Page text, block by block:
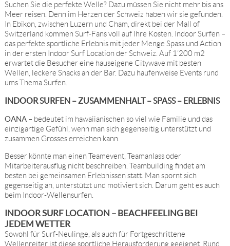
Suchen Sie die perfekte Welle? Dazu müssen Sie nicht mehr bis ans
Meer reisen. Denn im Herzen der Schweiz haben wir sie gefunden.
In Ebikon, zwischen Luzern und Cham, direkt bei der Mall of
Switzerland kommen Surf-Fans voll auf Ihre Kosten. Indoor Surfen –
das perfekte sportliche Erlebnis mit jeder Menge Spass und Action
in der ersten Indoor Surf Location der Schweiz. Auf 1‘200 m2
erwartet die Besucher eine hauseigene Citywave mit besten
Wellen, leckere Snacks an der Bar. Dazu haufenweise Events rund
ums Thema Surfen.
INDOOR SURFEN – ZUSAMMENHALT – SPASS – ERLEBNIS
OANA– bedeutet im hawaiianischen so viel wie Familie und das
einzigartige Gefühl, wenn man sich gegenseitig unterstützt und
zusammen Grosses erreichen kann.
Besser könnte man einen Teamevent, Teamanlass oder
Mitarbeiterausflug nicht beschreiben. Teambuilding findet am
besten bei gemeinsamen Erlebnissen statt. Man spornt sich
gegenseitig an, unterstützt und motiviert sich. Darum geht es auch
beim Indoor-Wellensurfen.
INDOOR SURF LOCATION – BEACHFEELING BEI
JEDEM WETTER
Sowohl für Surf-Neulinge, als auch für Fortgeschrittene
Wellenreiter ist diese sportliche Herausforderung geeignet. Rund